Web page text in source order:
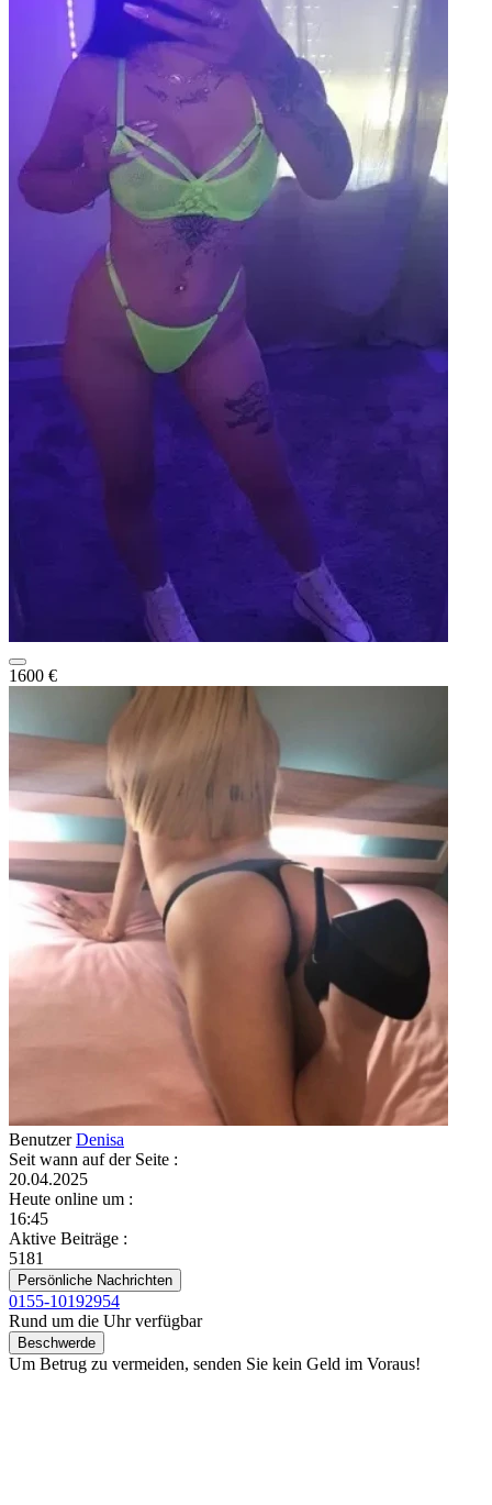
1600 €
BenutzerDenisa
Seit wann auf der Seite :
20.04.2025
Heute online um :
16:45
Aktive Beiträge :
5181
Persönliche Nachrichten
0155-10192954
Rund um die Uhr verfügbar
Beschwerde
Um Betrug zu vermeiden, senden Sie kein Geld im Voraus!